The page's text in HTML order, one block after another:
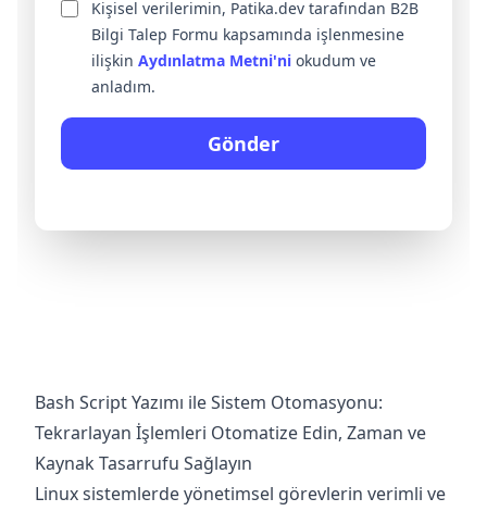
Kişisel verilerimin, Patika.dev tarafından B2B
Bilgi Talep Formu kapsamında işlenmesine
ilişkin Aydınlatma Metni'ni okudum ve
anladım.
Gönder
Bash Script Yazımı ile Sistem Otomasyonu:
Tekrarlayan İşlemleri Otomatize Edin, Zaman ve
Kaynak Tasarrufu Sağlayın
Linux sistemlerde yönetimsel görevlerin verimli ve